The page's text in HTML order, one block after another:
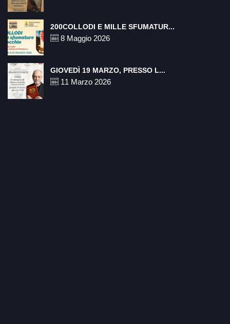
200COLLODI E MILLE SFUMATUR...
8 Maggio 2026
GIOVEDÌ 19 MARZO, PRESSO L...
11 Marzo 2026